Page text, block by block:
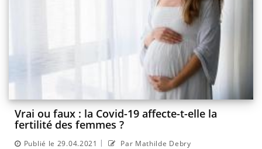
Vrai ou faux : la Covid-19 affecte-t-elle la
fertilité des femmes ?
Publié le 29.04.2021 | Par Mathilde Debry